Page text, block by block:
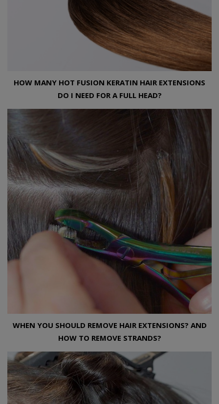
HOW MANY HOT FUSION KERATIN HAIR EXTENSIONS
DO I NEED FOR A FULL HEAD?
WHEN YOU SHOULD REMOVE HAIR EXTENSIONS? AND
HOW TO REMOVE STRANDS?